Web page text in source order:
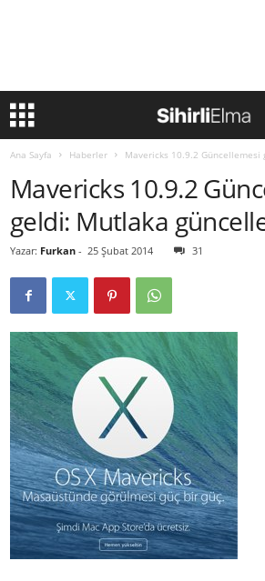
Ana Sayfa Haberler Mavericks 10.9.2
Mavericks 10.9.2
geldi: Mutlaka
Yazar: Furkan - 25 Şubat 2014 31